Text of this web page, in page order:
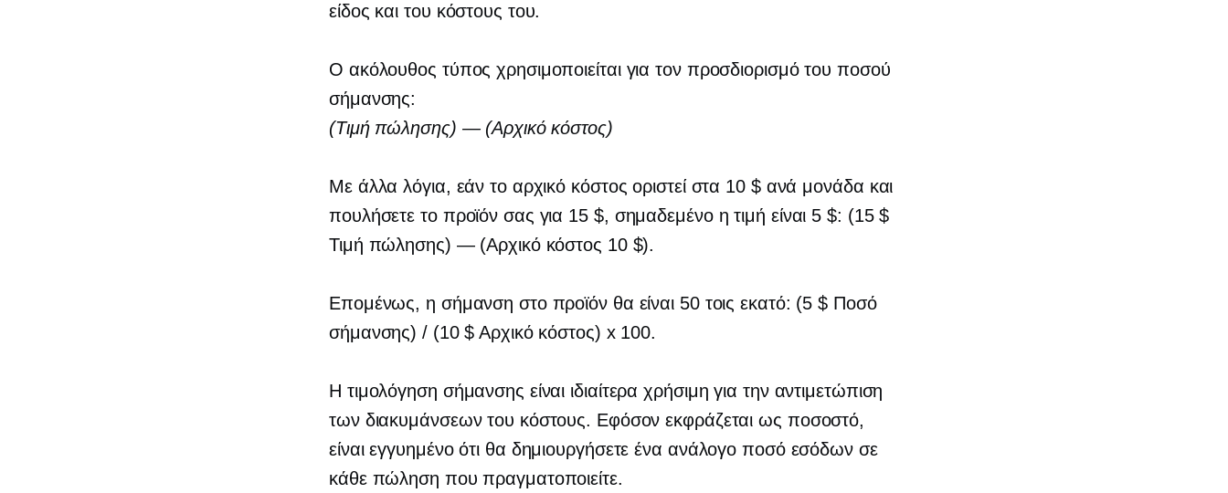
είδος και του κόστους του.
Ο ακόλουθος τύπος χρησιμοποιείται για τον προσδιορισμό του ποσού
σήμανσης:
(Τιμή πώλησης) — (Αρχικό κόστος)
Με άλλα λόγια, εάν το αρχικό κόστος οριστεί στα 10 $ ανά μονάδα και
πουλήσετε το προϊόν σας για 15 $, σημαδεμένοη τιμή είναι 5 $: (15 $
Τιμή πώλησης) — (Αρχικό κόστος 10 $).
Επομένως, η σήμανση στο προϊόν θα είναι 50 τοις εκατό: (5 $ Ποσό
σήμανσης) / (10 $ Αρχικό κόστος) x 100.
Η τιμολόγηση σήμανσης είναι ιδιαίτερα χρήσιμη για την αντιμετώπιση
των διακυμάνσεων του κόστους. Εφόσον εκφράζεται ως ποσοστό,
είναι εγγυημένο ότι θα δημιουργήσετε ένα ανάλογο ποσό εσόδων σε
κάθε πώληση που πραγματοποιείτε.